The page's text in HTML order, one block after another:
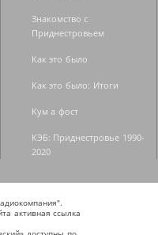
Знакомство с
Приднестровьем
Как это было
Как это было: Итоги
Кум а фост
КЭБ: Приднестровье 1990-
2020
активная ссылка